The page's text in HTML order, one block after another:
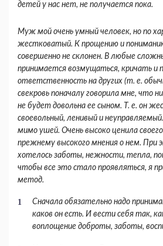
детей у нас нет, не получается пока.
Муж мой очень умный человек, но по
жестковатый. К прощению и
совершенно не склонен. В любые
принимается возмущаться, кричать и
ответственность на других (т. е.
свекровь поначалу говорила мне, что
не будет довольна ее сыном. Т. е. он
своевольный, ленивый и
мимо ушей. Очень высоко ценила
прежнему высокого мнения о нем. При
хотелось заботы, неж­ности, тепла,
чтобы все это стало проявляться, я
метод.
Сначала обязательно надо
каков он есть. И вести себя так,
воплощение доброты, заботы,